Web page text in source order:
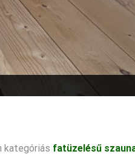
kategóriás fatüzelésű